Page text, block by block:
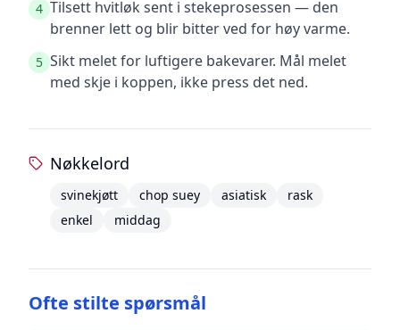
4 Tilsett hvitløk sent i stekeprosessen — den
brenner lett og blir bitter ved for høy varme.
5 Sikt melet for luftigere bakevarer. Mål melet
med skje i koppen, ikke press det ned.
Nøkkelord
svinekjøtt chop suey asiatisk
rask
enkel
middag
Ofte stilte spørsmål